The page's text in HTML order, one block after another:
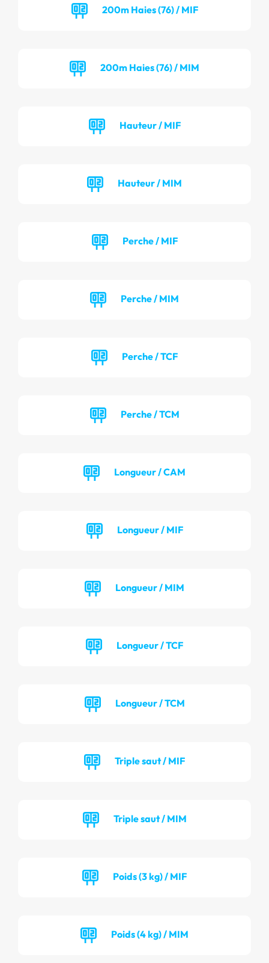
200m Haies (76) / MIF
200m Haies (76) / MIM
Hauteur / MIF
Hauteur / MIM
Perche / MIF
Perche / MIM
Perche / TCF
Perche / TCM
Longueur / CAM
Longueur / MIF
Longueur / MIM
Longueur / TCF
Longueur / TCM
Triple saut / MIF
Triple saut / MIM
Poids (3 kg) / MIF
Poids (4 kg) / MIM